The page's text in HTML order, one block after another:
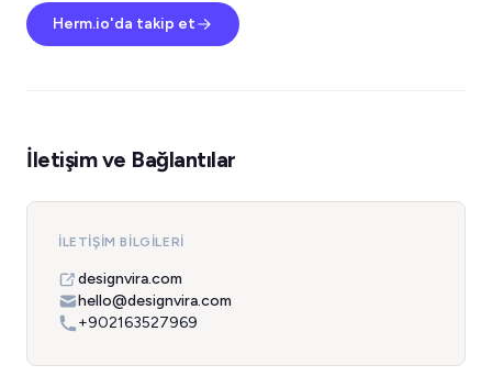
Herm.io'da takip et
İletişim ve Bağlantılar
İLETIŞIM BILGILERI
designvira.com
hello@designvira.com
+902163527969